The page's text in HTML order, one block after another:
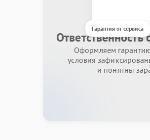
Гарантия от сервиса
Ответственность
Оформляем
условия
и понятны